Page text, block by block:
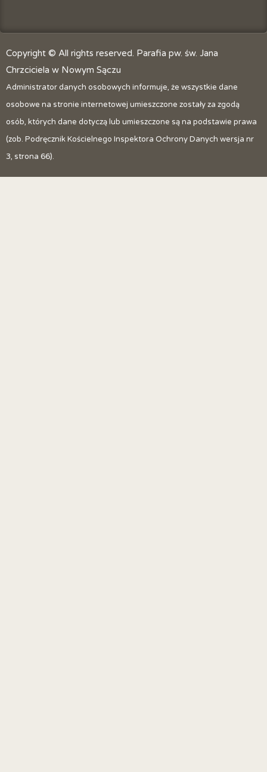
Copyright © All rights reserved. Parafia pw. św. Jana
Chrzciciela w Nowym Sączu
Administrator danych osobowych informuje, że wszystkie dane
osobowe na stronie internetowej umieszczone zostały za zgodą
osób, których dane dotyczą lub umieszczone są na podstawie prawa
(zob. Podręcznik Kościelnego Inspektora Ochrony Danych wersja nr
3, strona 66).